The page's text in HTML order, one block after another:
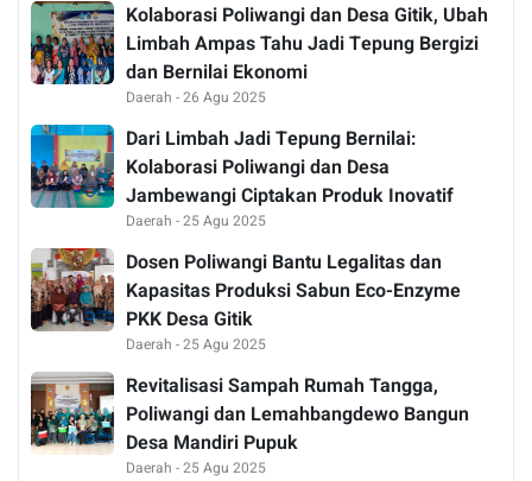
Kolaborasi Poliwangi dan Desa Gitik, Ubah
Limbah Ampas Tahu Jadi Tepung Bergizi
dan Bernilai Ekonomi
Daerah - 26 Agu 2025
Dari Limbah Jadi Tepung Bernilai:
Kolaborasi Poliwangi dan Desa
Jambewangi Ciptakan Produk Inovatif
Daerah - 25 Agu 2025
Dosen Poliwangi Bantu Legalitas dan
Kapasitas Produksi Sabun Eco-Enzyme
PKK Desa Gitik
Daerah - 25 Agu 2025
Revitalisasi Sampah Rumah Tangga,
Poliwangi dan Lemahbangdewo Bangun
Desa Mandiri Pupuk
Daerah - 25 Agu 2025